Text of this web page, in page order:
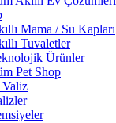
Mama / Su Kapları
Tuvaletler
Ürünler
Pet Shop